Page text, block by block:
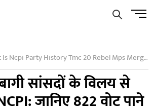
Menu
Party History Tmc 20 Rebel Mps Merge With Unknown Party
सांसदों के विलय से
जानिए 822 वोट पाने